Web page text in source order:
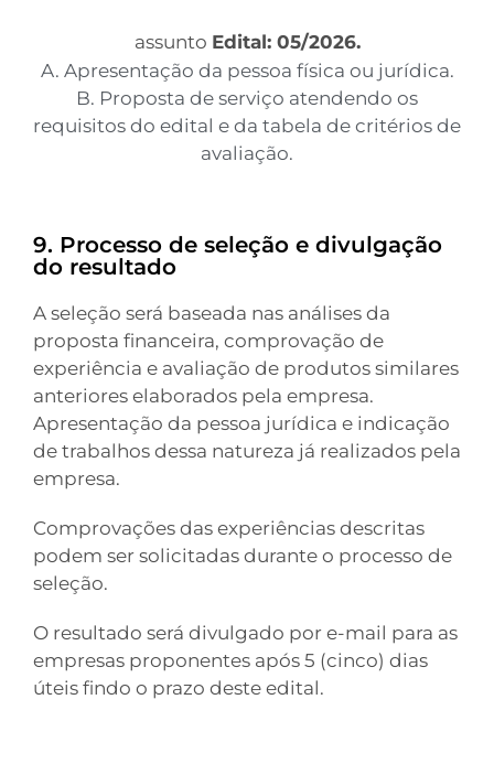
assunto Edital: 05/2026.
A. Apresentação da pessoa física ou jurídica.
B. Proposta de serviço atendendo os
requisitos do edital e da tabela de critérios de
avaliação.
9. Processo de seleção e divulgação
do resultado
A seleção será baseada nas análises da
proposta financeira, comprovação de
experiência e avaliação de produtos similares
anteriores elaborados pela empresa.
Apresentação da pessoa jurídica e indicação
de trabalhos dessa natureza já realizados pela
empresa.
Comprovações das experiências descritas
podem ser solicitadas durante o processo de
seleção.
O resultado será divulgado por e-mail para as
empresas proponentes após 5 (cinco) dias
úteis findo o prazo deste edital.